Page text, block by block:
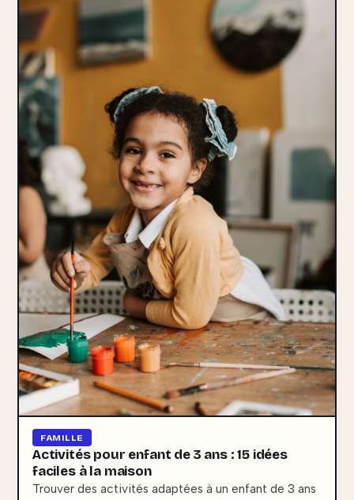
FAMILLE
Activités pour enfant de 3 ans : 15 idées
faciles à la maison
Trouver des activités adaptées à un enfant de 3 ans